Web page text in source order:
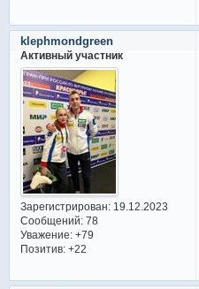
klephmondgreen
Активный участник
Зарегистрирован: 19.12.2023
Сообщений:78
Уважение: +79
Позитив: +22